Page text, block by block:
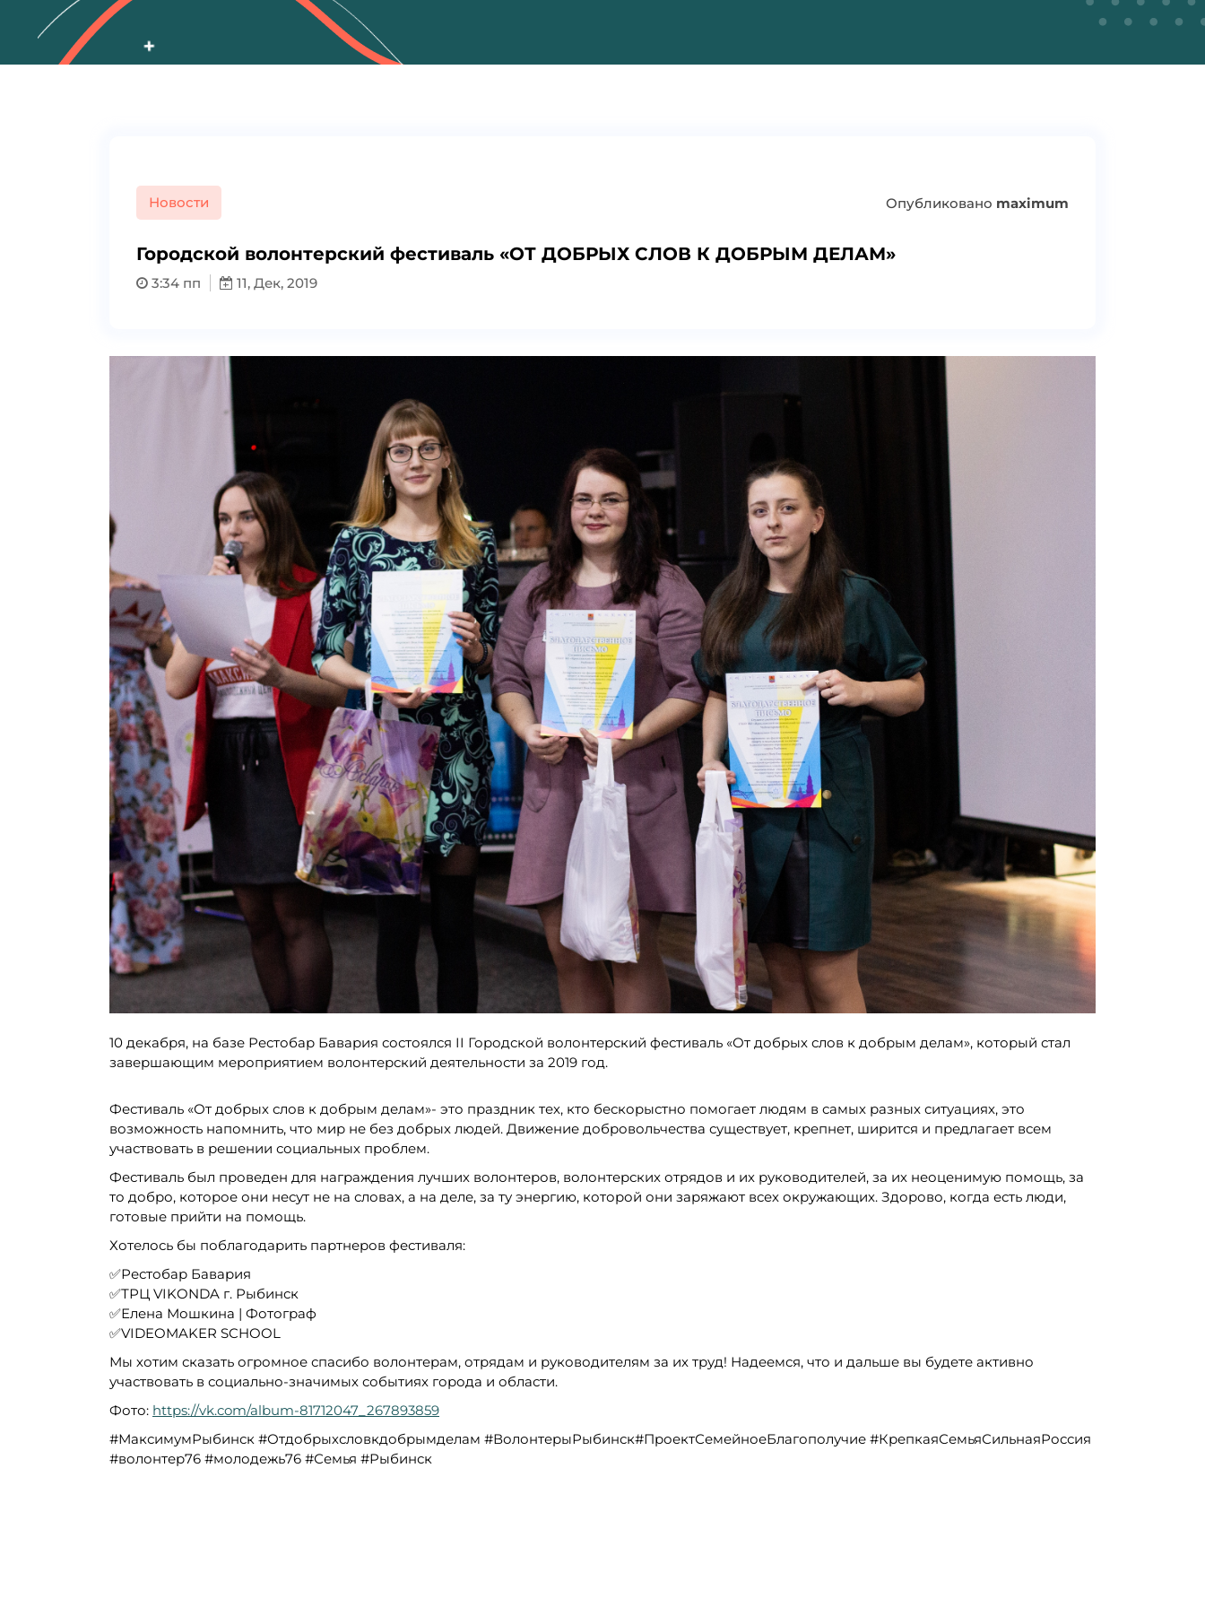
Новости Опубликовано maximum
Городской волонтерский фестиваль «ОТ ДОБРЫХ СЛОВ К ДОБРЫМ ДЕЛАМ»
3:34 пп 11, Дек, 2019
10 декабря, на базе Рестобар Бавария состоялся II Городской волонтерский фестиваль «От добрых слов к добрым делам», который стал
завершающим мероприятием волонтерский деятельности за 2019 год.
Фестиваль «От добрых слов к добрым делам»- это праздник тех, кто бескорыстно помогает людям в самых разных ситуациях, это
возможность напомнить, что мир не без добрых людей. Движение добровольчества существует, крепнет, ширится и предлагает всем
участвовать в решении социальных проблем.
Фестиваль был проведен для награждения лучших волонтеров, волонтерских отрядов и их руководителей, за их неоценимую помощь, за
то добро, которое они несут не на словах, а на деле, за ту энергию, которой они заряжают всех окружающих. Здорово, когда есть люди,
готовые прийти на помощь.
Хотелось бы поблагодарить партнеров фестиваля:
✅Рестобар Бавария
✅ТРЦ VIKONDA г. Рыбинск
✅Елена Мошкина | Фотограф
✅VIDEOMAKER SCHOOL
Мы хотим сказать огромное спасибо волонтерам, отрядам и руководителям за их труд! Надеемся, что и дальше вы будете активно
участвовать в социально-значимых событиях города и области.
Фото: https://vk.com/album-81712047_267893859
#МаксимумРыбинск #Отдобрыхсловкдобрымделам #ВолонтерыРыбинск#ПроектСемейноеБлагополучие #КрепкаяСемьяСильнаяРоссия
#волонтер76 #молодежь76 #Семья #Рыбинск